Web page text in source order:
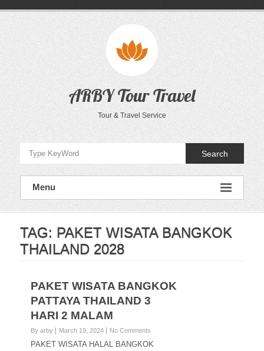
ARBY Tour Travel
Tour & Travel Service
Search
Menu
TAG: PAKET WISATA BANGKOK
THAILAND 2028
PAKET WISATA BANGKOK
PATTAYA THAILAND 3
HARI 2 MALAM
By arby March 19, 2024 No Comments
PAKET WISATA HALAL BANGKOK